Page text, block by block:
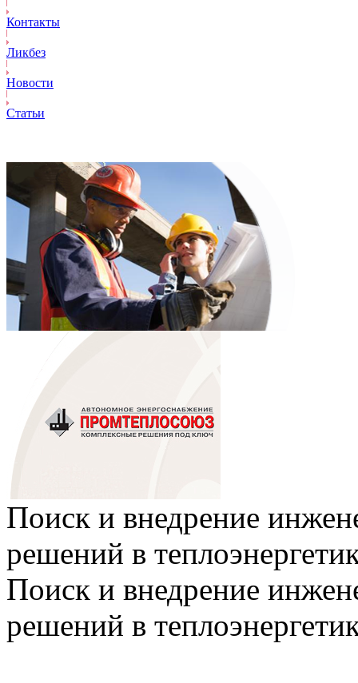
Контакты
Ликбез
Новости
Статьи
Поиск и внедрение
решений в
Поиск и внедрение
решений в